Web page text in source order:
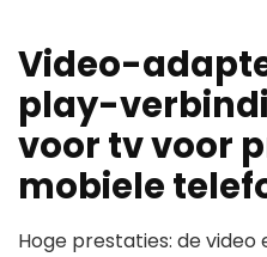
Video-
play-
voor tv voor
mobiele
Hoge prestaties: de video